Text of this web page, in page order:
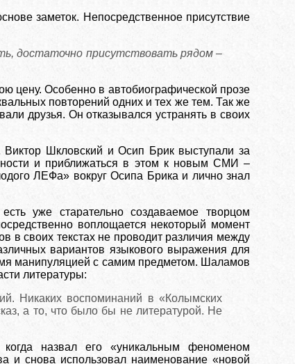
заметок. Непосредственное присутствие
достаточно присутствовать рядом –
цену. Особенно в автобиографической прозе
повторений одних и тех же тем. Так же
друзья. Он отказывался устранять в своих
Виктор Шкловский и Осип Брик выступали за
и приближаться в этом к новым СМИ –
ЛЕФа» вокруг Осипа Брика и лично знал
уже старательно создаваемое творцом
воплощается некоторый момент
в своих текстах не проводит различия между
вариантов языкового выражения для
манипуляцией с самим предметом. Шаламов
литературы:
Никаких воспоминаний в «Колымских
а то, что было бы не литературой. Не
назвал его «уникальным феноменом
и снова использовал наименование «новой